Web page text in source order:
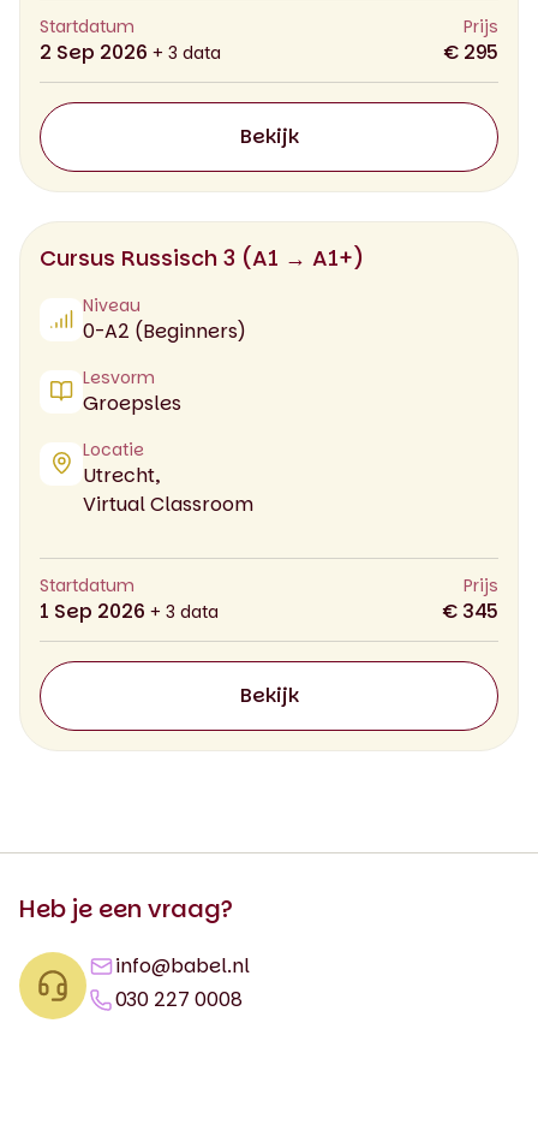
Startdatum
2 Sep 2026 + 3 data
Prijs
€ 295
Bekijk
Cursus Russisch 3 (A1 → A1+)
Niveau
0-A2 (Beginners)
Lesvorm
Groepsles
Locatie
Utrecht,
Virtual Classroom
Startdatum
1 Sep 2026 + 3 data
Prijs
€ 345
Bekijk
Heb je een vraag?
info@babel.nl
030 227 0008